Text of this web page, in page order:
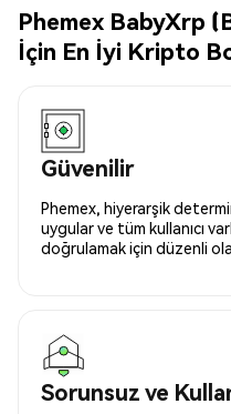
Phemex BabyXrp
İçin En İyi Kripto
Güvenilir
Phemex, hiyerarşik
uygular ve tüm kullanıcı
doğrulamak için düzenli
Sorunsuz ve